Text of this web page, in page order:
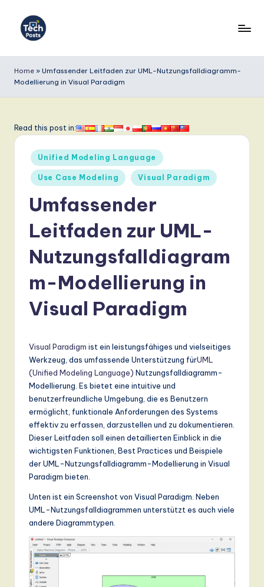
e
c
P
G
m
L
T
Home » Umfassender Leitfaden zur UML-Nutzungsfalldiagramm-
Modellierung in Visual Paradigm
Read this post in:
Posted
in
Unified Modeling Language
Use Case Modeling Visual Paradigm
Umfassender
Leitfaden zur UML-
Nutzungsfalldiagram
m-Modellierung in
Visual Paradigm
Visual Paradigm ist ein leistungsfähiges und vielseitiges
Werkzeug, das umfassende Unterstützung fürUML
(Unified Modeling Language) Nutzungsfalldiagramm-
Modellierung. Es bietet eine intuitive und
benutzerfreundliche Umgebung, die es Benutzern
ermöglicht, funktionale Anforderungen des Systems
effektiv zu erfassen, darzustellen und zu dokumentieren.
Dieser Leitfaden soll einen detaillierten Einblick in die
wichtigsten Funktionen, Best Practices und Beispiele
der UML-Nutzungsfalldiagramm-Modellierung in Visual
Paradigm bieten.
Unten ist ein Screenshot von Visual Paradigm. Neben
UML-Nutzungsfalldiagrammen unterstützt es auch viele
andere Diagrammtypen.